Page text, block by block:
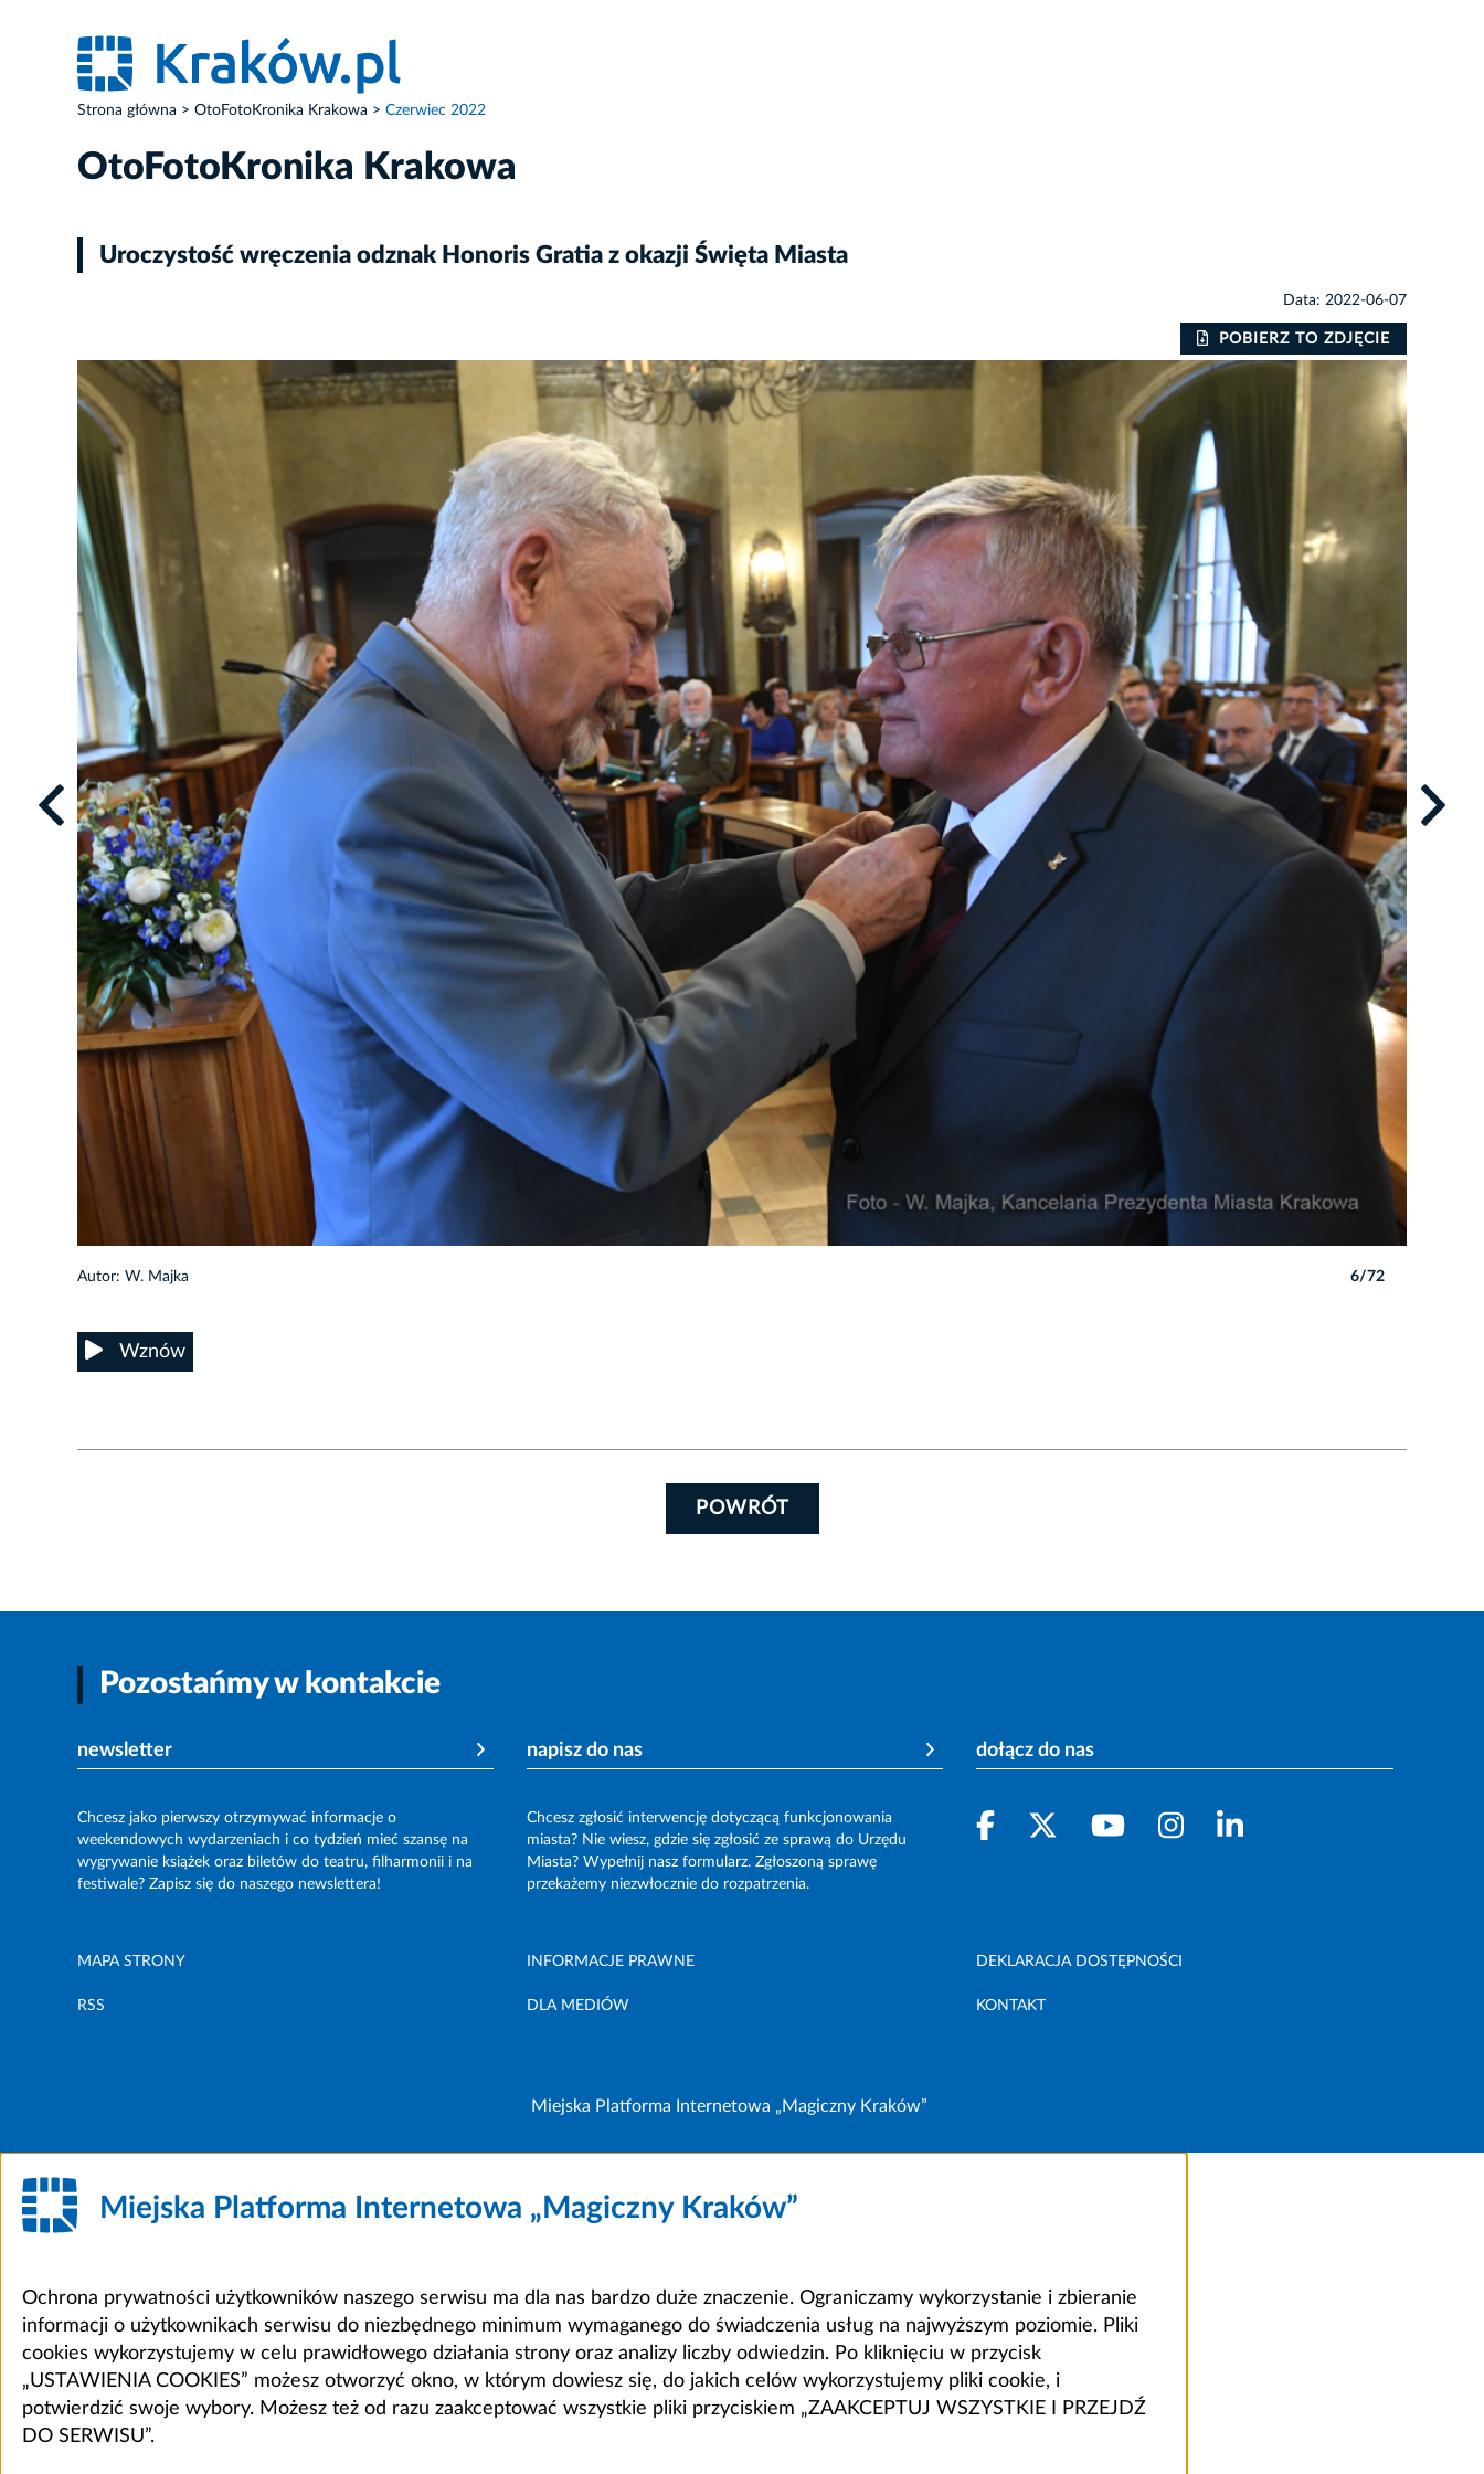
Strona główna OtoFotoKronika Krakowa Czerwiec 2022
OtoFotoKronika Krakowa
Uroczystość wręczenia odznak Honoris Gratia z okazji Święta Miasta
Data: 2022-06-07
POBIERZ TO ZDJĘCIE
Autor: W. Majka 6/72
Wznów
POWRÓT
Pozostańmy w kontakcie
newsletter
Chcesz jako pierwszy otrzymywać informacje o
weekendowych wydarzeniach i co tydzień mieć szansę na
wygrywanie książek oraz biletów do teatru, filharmonii i na
festiwale? Zapisz się do naszego newslettera!
napisz do nas
Chcesz zgłosić interwencję dotyczącą funkcjonowania
miasta? Nie wiesz, gdzie się zgłosić ze sprawą do Urzędu
Miasta? Wypełnij nasz formularz. Zgłoszoną sprawę
przekażemy niezwłocznie do rozpatrzenia.
dołącz do nas
MAPA STRONY INFORMACJE PRAWNE DEKLARACJA DOSTĘPNOŚCI
RSS DLA MEDIÓW KONTAKT
Miejska Platforma Internetowa „Magiczny Kraków”
Miejska Platforma Internetowa „Magiczny Kraków”
Ochrona prywatności użytkowników naszego serwisu ma dla nas bardzo duże znaczenie. Ograniczamy wykorzystanie i zbieranie
informacji o użytkownikach serwisu do niezbędnego minimum wymaganego do świadczenia usług na najwyższym poziomie. Pliki
cookies wykorzystujemy w celu prawidłowego działania strony oraz analizy liczby odwiedzin. Po kliknięciu w przycisk
„USTAWIENIA COOKIES” możesz otworzyć okno, w którym dowiesz się, do jakich celów wykorzystujemy pliki cookie, i
potwierdzić swoje wybory. Możesz też od razu zaakceptować wszystkie pliki przyciskiem „ZAAKCEPTUJ WSZYSTKIE I PRZEJDŹ
DO SERWISU”.